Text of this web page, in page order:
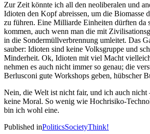
Zur Zeit könnte ich all den neoliberalen und
Idioten den Kopf abreissen, um die Biomasse
zu führen. Eine Milliarde Einheiten dürften da
kommen, auch wenn man die mit
in die Sondermüllverbrennung umleitet. Das
sauber: Idioten sind keine Volksgruppe und
Minderheit. Ok, Idioten mit viel Macht
nehmen es auch nicht immer so genau; die
Berlusconi gute Workshops geben, hübscher
Nein, die Welt ist nicht fair, und ich auch nicht
keine Moral. So wenig wie Hochrisiko-
bin ich wohl eine.
Published inPoliticsSocietyThink!